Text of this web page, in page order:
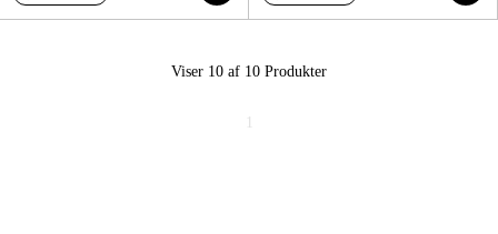
Viser 10 af 10 Produkter
1